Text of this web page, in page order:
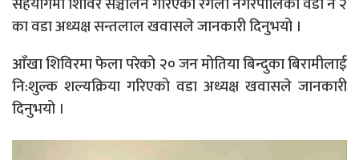
का वडा अध्यक्ष सन्तलाल खवासले जानकारी दिनुभयो ।
आँखा शिविरमा फेला परेको २० जन मोतिया बिन्दुका बिरामीलाई
नि:शुल्क शल्यक्रिया गरिएको वडा अध्यक्ष खवासले जानकारी
दिनुभयो ।